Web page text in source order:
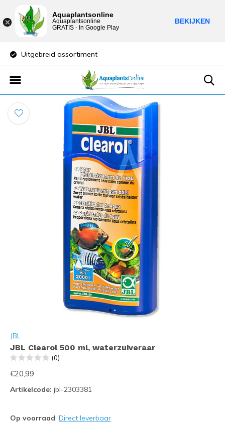
Uitgebreid assortiment
JBL
JBL Clearol 500 ml, waterzuiveraar
(0)
€20,99
Artikelcode: jbl-2303381
Op voorraad: Direct leverbaar
Aquaplantsonline
Aquaplantsonline
GRATIS - In Google Play
BEKIJKEN